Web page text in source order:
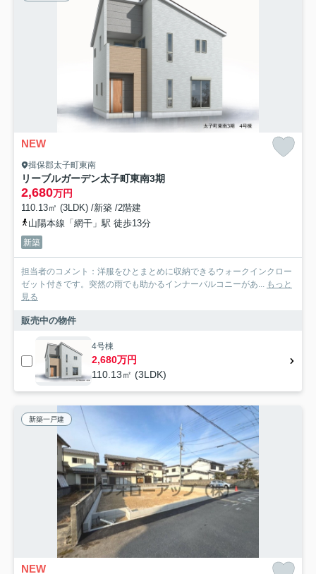
NEW
揖保郡太子町東南
リーブルガーデン太子町東南3期
2,680万円
110.13㎡ (3LDK) /新築 /2階建
山陽本線「網干」駅 徒歩13分
新築
担当者のコメント：洋服をひとまとめに収納できるウォークインクロー
ゼット付きです。突然の雨でも助かるインナーバルコニーがあ... もっと
見る
販売中の物件
4号棟
2,680万円
110.13㎡ (3LDK)
新築一戸建
NEW